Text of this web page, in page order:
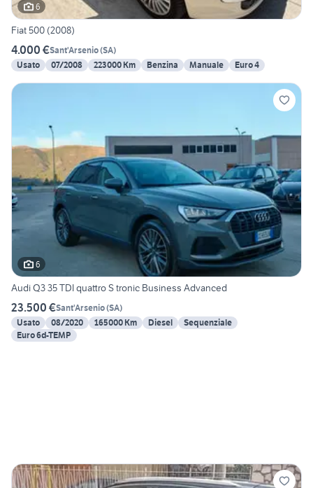
6
Fiat 500 (2008)
4.000 €Sant'Arsenio(SA)
Usato
07/2008 223000 Km Benzina Manuale Euro 4
6
Audi Q3 35 TDI quattro S tronic Business Advanced
23.500 €Sant'Arsenio(SA)
Usato
08/2020 165000 Km Diesel
Sequenziale
Euro 6d-TEMP